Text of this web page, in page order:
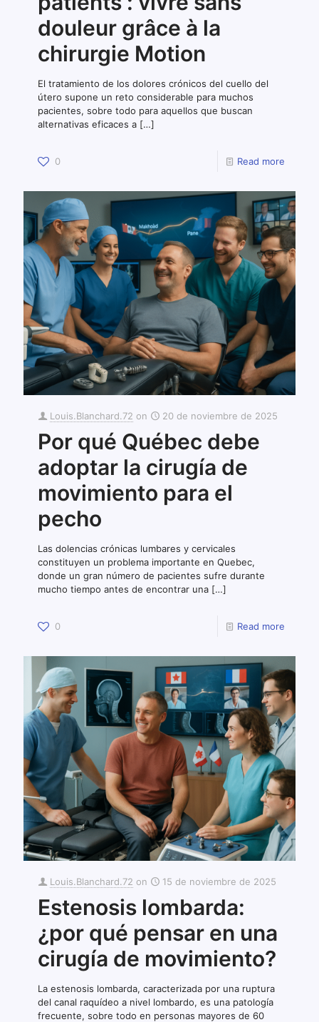
douleur grâce à la
chirurgie Motion
El tratamiento de los dolores crónicos del cuello del
útero supone un reto considerable para muchos
pacientes, sobre todo para aquellos que buscan
alternativas eficaces a […]
0 Read more
Louis.Blanchard.72 on 20 de noviembre de 2025
Por qué Québec debe
adoptar la cirugía de
movimiento para el
pecho
Las dolencias crónicas lumbares y cervicales
constituyen un problema importante en Quebec,
donde un gran número de pacientes sufre durante
mucho tiempo antes de encontrar una […]
0 Read more
Louis.Blanchard.72 on 15 de noviembre de 2025
Estenosis lombarda:
¿por qué pensar en una
cirugía de movimiento?
La estenosis lombarda, caracterizada por una ruptura
del canal raquídeo a nivel lombardo, es una patología
frecuente, sobre todo en personas mayores de 60